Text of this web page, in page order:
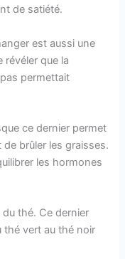
de satiété.
est aussi une
révéler que la
permettait
ce dernier permet
de brûler les graisses.
les hormones
du thé. Ce dernier
thé vert au thé noir